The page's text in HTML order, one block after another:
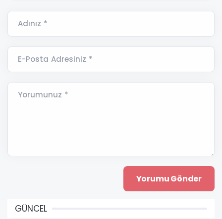
Adınız *
E-Posta Adresiniz *
Yorumunuz *
GÜNCEL